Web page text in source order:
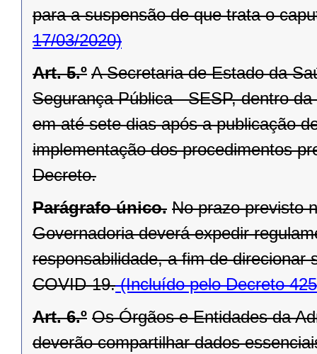
para a suspensão de que trata o
17/03/2020)
Art. 5.º A Secretaria de Estado da
Segurança Pública - SESP, dentro
em até sete dias após a publicação
implementação dos procedimentos
Decreto.
Parágrafo único. No prazo previsto
Governadoria deverá expedir
responsabilidade, a fim de direcionar
COVID-19.(Incluído pelo Decreto
Art. 6.º Os Órgãos e Entidades da
deverão compartilhar dados